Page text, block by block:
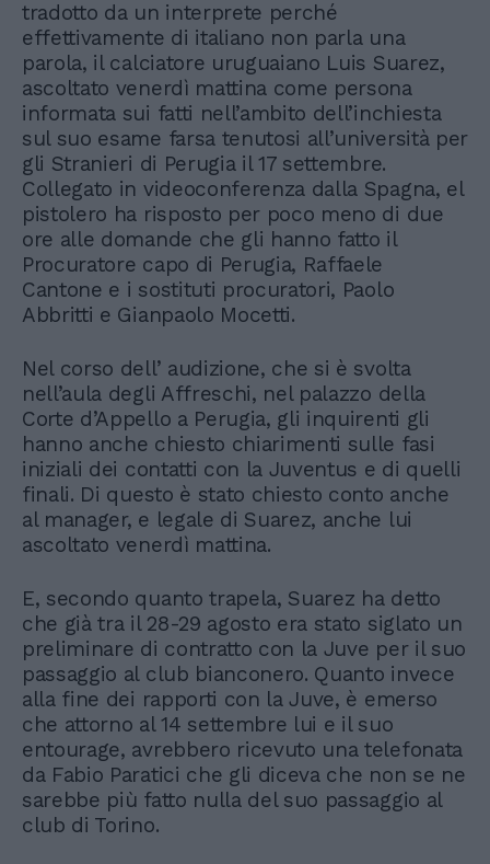
tradotto da un interprete perché
effettivamente di italiano non parla una
parola, il calciatore uruguaiano Luis Suarez,
ascoltato venerdì mattina come persona
informata sui fatti nell’ambito dell’inchiesta
sul suo esame farsa tenutosi all’università per
gli Stranieri di Perugia il 17 settembre.
Collegato in videoconferenza dalla Spagna, el
pistolero ha risposto per poco meno di due
ore alle domande che gli hanno fatto il
Procuratore capo di Perugia, Raffaele
Cantone e i sostituti procuratori, Paolo
Abbritti e Gianpaolo Mocetti.
Nel corso dell’ audizione, che si è svolta
nell’aula degli Affreschi, nel palazzo della
Corte d’Appello a Perugia, gli inquirenti gli
hanno anche chiesto chiarimenti sulle fasi
iniziali dei contatti con la Juventus e di quelli
finali. Di questo è stato chiesto conto anche
al manager, e legale di Suarez, anche lui
ascoltato venerdì mattina.
E, secondo quanto trapela, Suarez ha detto
che già tra il 28-29 agosto era stato siglato un
preliminare di contratto con la Juve per il suo
passaggio al club bianconero. Quanto invece
alla fine dei rapporti con la Juve, è emerso
che attorno al 14 settembre lui e il suo
entourage, avrebbero ricevuto una telefonata
da Fabio Paratici che gli diceva che non se ne
sarebbe più fatto nulla del suo passaggio al
club di Torino.